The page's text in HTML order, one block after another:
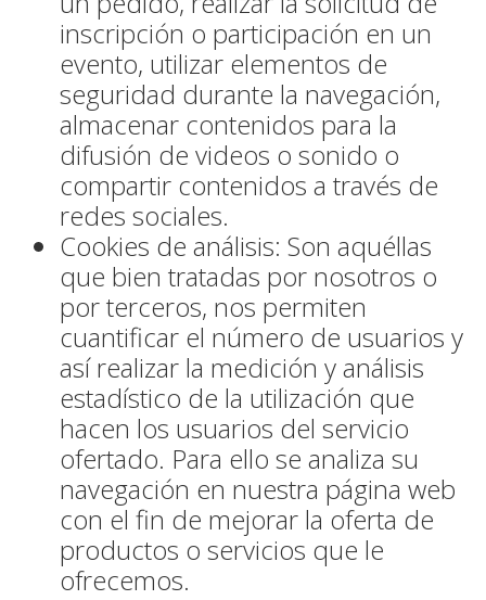
inscripción o participación en un
evento, utilizar elementos de
seguridad durante la navegación,
almacenar contenidos para la
difusión de videos o sonido o
compartir contenidos a través de
redes sociales.
Cookies de análisis: Son aquéllas
que bien tratadas por nosotros o
por terceros, nos permiten
cuantificar el número de usuarios y
así realizar la medición y análisis
estadístico de la utilización que
hacen los usuarios del servicio
ofertado. Para ello se analiza su
navegación en nuestra página web
con el fin de mejorar la oferta de
productos o servicios que le
ofrecemos.